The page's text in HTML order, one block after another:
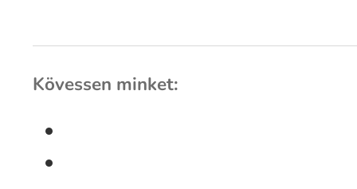
Kövessen minket: